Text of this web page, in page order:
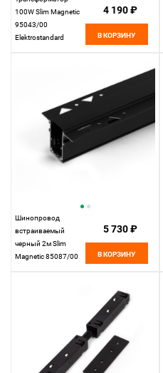
100W Slim Magnetic
95043/00
Elektrostandard
4 190 ₽
В КОРЗИНУ
Шинопровод
встраиваемый
черный 2м Slim
Magnetic 85087/00
5 730 ₽
В КОРЗИНУ